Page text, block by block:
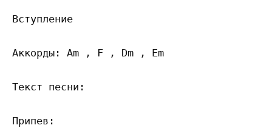
Вступление
Аккорды: Am , F , Dm , Em
Текст песни:
Припев: